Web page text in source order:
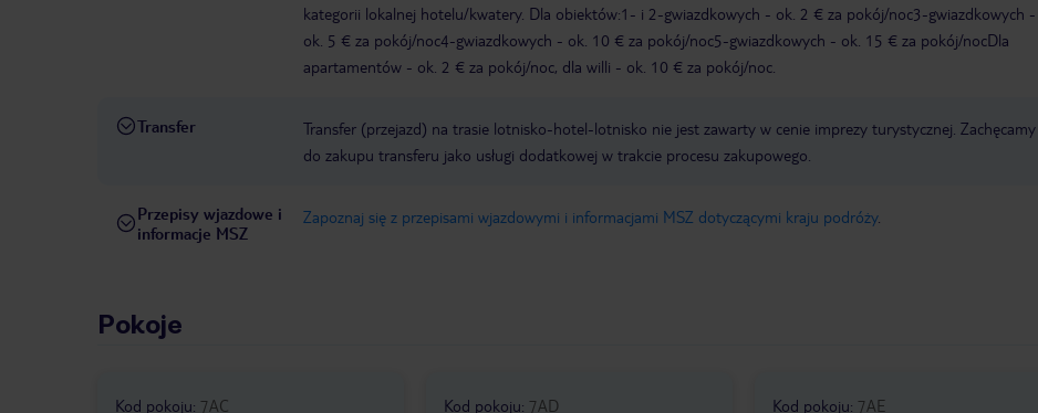
kategorii lokalnej hotelu/kwatery. Dla obiektów:1- i 2-gwiazdkowych - ok. 2 € za pokój/noc3-gwiazdkowych -
ok. 5 € za pokój/noc4-gwiazdkowych - ok. 10 € za pokój/noc5-gwiazdkowych - ok. 15 € za pokój/nocDla
apartamentów - ok. 2 € za pokój/noc, dla willi - ok. 10 € za pokój/noc.
Transfer
Transfer (przejazd) na trasie lotnisko-hotel-lotnisko nie jest zawarty w cenie imprezy turystycznej. Zachęcamy
do zakupu transferu jako usługi dodatkowej w trakcie procesu zakupowego.
Przepisy wjazdowe i
informacje MSZ
Zapoznaj się z przepisami wjazdowymi i informacjami MSZ dotyczącymi kraju podróży.
Pokoje
Kod pokoju: 7AC Kod pokoju: 7AD Kod pokoju: 7AE